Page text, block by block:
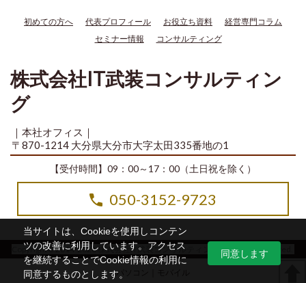
当サイトは、Cookieを使用しコンテン
ツの改善に利用しています。アクセス
を継続することでCookie情報の利用に
同意するものとします。
同意します
初めての方へ 代表プロフィール お役立ち資料
経営専門コラム
セミナー情報
コンサルティング
株式会社IT武装コンサルティン
グ
｜本社オフィス｜
〒870-1214 大分県大分市大字太田335番地の1
【受付時間】09：00～17：00（土日祝を除く）
050-3152-9723
Copyright© 2014-2026 株式会社IT武装コンサルティング All Rights Reserved.
パソコン